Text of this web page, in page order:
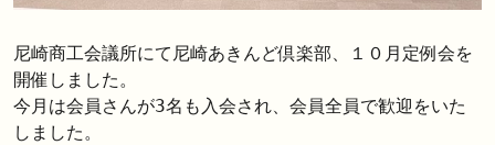
尼崎商工会議所にて尼崎あきんど倶楽部、１０月定例会を
開催しました。
今月は会員さんが3名も入会され、会員全員で歓迎をいた
しました。